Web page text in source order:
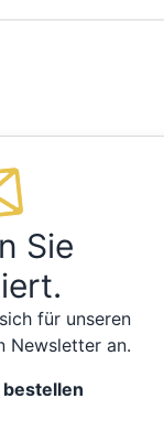
Sie
für unseren
Newsletter an.